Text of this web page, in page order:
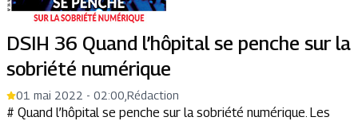
DSIH 36 Quand l’hôpital se penche sur la
sobriété numérique
01 mai 2022 - 02:00 Rédaction
# Quand l’hôpital se penche sur la sobriété numérique. Les